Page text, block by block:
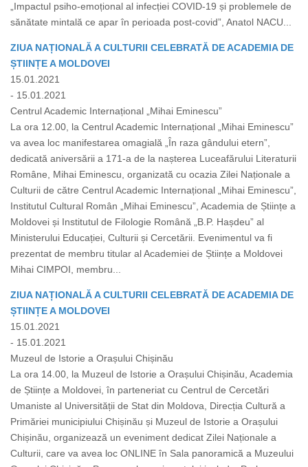
„Impactul psiho-emoțional al infecției COVID-19 și problemele de
sănătate mintală ce apar în perioada post-covid”, Anatol NACU...
ZIUA NAȚIONALĂ A CULTURII CELEBRATĂ DE ACADEMIA DE
ȘTIINȚE A MOLDOVEI
15.01.2021
- 15.01.2021
Centrul Academic Internațional „Mihai Eminescu”
La ora 12.00, la Centrul Academic Internațional „Mihai Eminescu”
va avea loc manifestarea omagială „În raza gândului etern”,
dedicată aniversării a 171-a de la nașterea Luceafărului Literaturii
Române, Mihai Eminescu, organizată cu ocazia Zilei Naționale a
Culturii de către Centrul Academic Internațional „Mihai Eminescu”,
Institutul Cultural Român „Mihai Eminescu”, Academia de Științe a
Moldovei și Institutul de Filologie Română „B.P. Hașdeu” al
Ministerului Educației, Culturii și Cercetării. Evenimentul va fi
prezentat de membru titular al Academiei de Științe a Moldovei
Mihai CIMPOI, membru...
ZIUA NAȚIONALĂ A CULTURII CELEBRATĂ DE ACADEMIA DE
ȘTIINȚE A MOLDOVEI
15.01.2021
- 15.01.2021
Muzeul de Istorie a Orașului Chișinău
La ora 14.00, la Muzeul de Istorie a Orașului Chișinău, Academia
de Științe a Moldovei, în parteneriat cu Centrul de Cercetări
Umaniste al Universității de Stat din Moldova, Direcția Cultură a
Primăriei municipiului Chișinău și Muzeul de Istorie a Orașului
Chișinău, organizează un eveniment dedicat Zilei Naționale a
Culturii, care va avea loc ONLINE în Sala panoramică a Muzeului